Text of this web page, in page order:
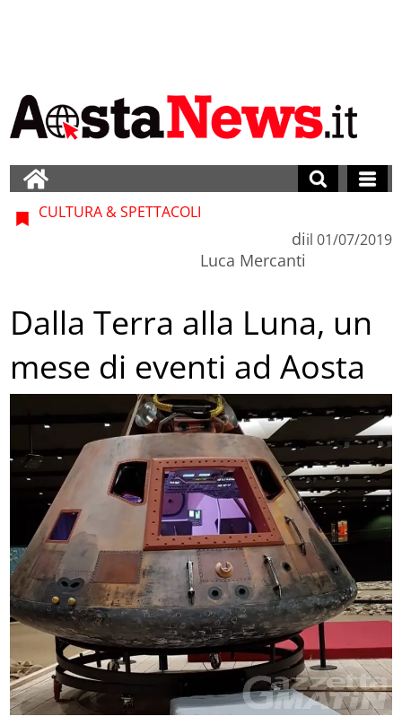
CULTURA & SPETTACOLI
di
Luca Mercanti
il 01/07/2019
Dalla Terra alla Luna, un
mese di eventi ad Aosta